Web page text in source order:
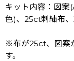
キット内容：図
色)、25ct刺繍布
※布が25ct、図案
す。